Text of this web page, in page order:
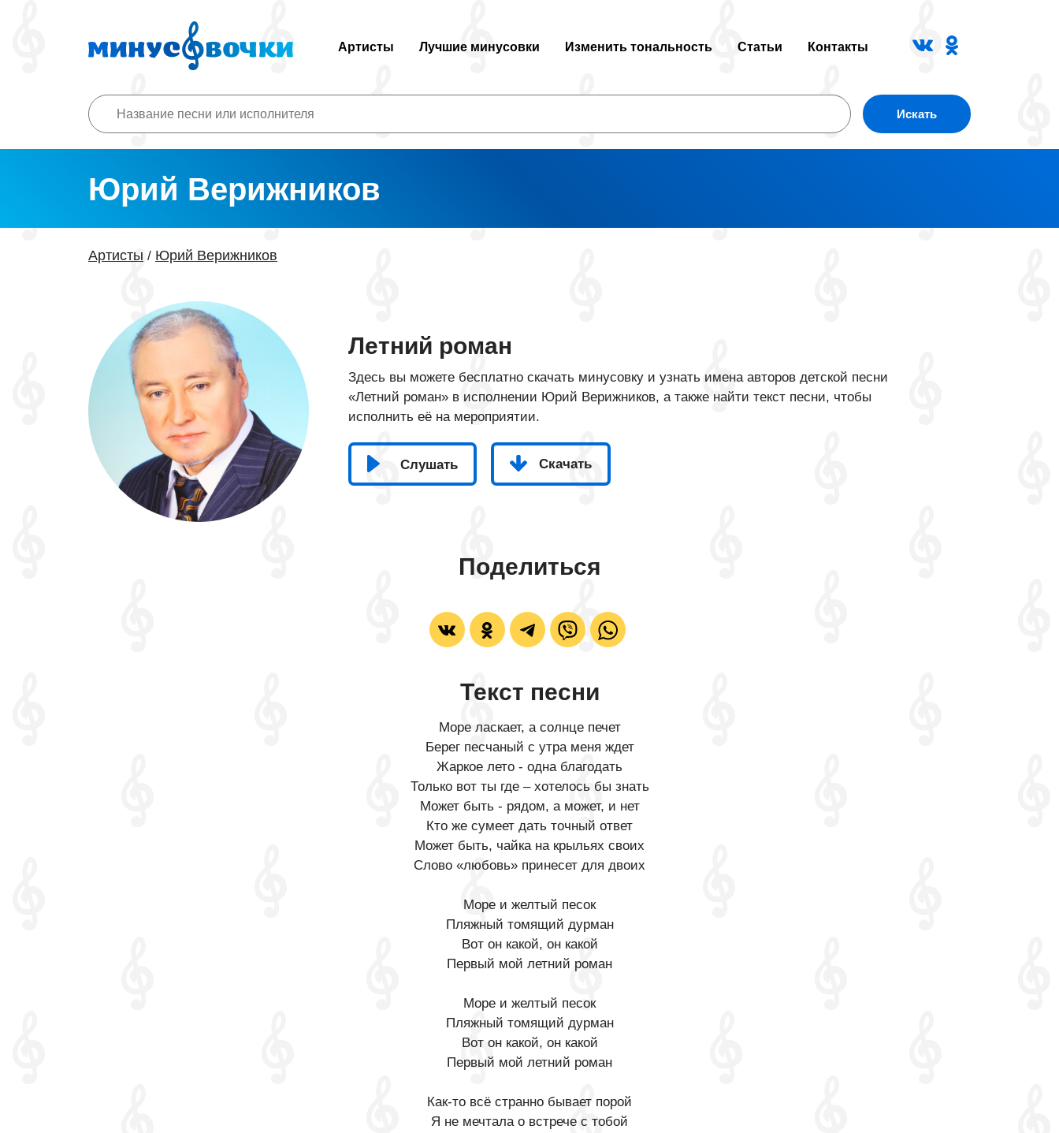
Артисты Лучшие минусовки Изменить тональность Статьи Контакты
Искать
Юрий Верижников
Артисты / Юрий Верижников
Летний роман
Здесь вы можете бесплатно скачать минусовку и узнать имена авторов детской песни
«Летний роман» в исполнении Юрий Верижников, а также найти текст песни, чтобы
исполнить её на мероприятии.
Слушать Скачать
Поделиться
Текст песни
Море ласкает, а солнце печет
Берег песчаный с утра меня ждет
Жаркое лето - одна благодать
Только вот ты где – хотелось бы знать
Может быть - рядом, а может, и нет
Кто же сумеет дать точный ответ
Может быть, чайка на крыльях своих
Слово «любовь» принесет для двоих
Море и желтый песок
Пляжный томящий дурман
Вот он какой, он какой
Первый мой летний роман
Море и желтый песок
Пляжный томящий дурман
Вот он какой, он какой
Первый мой летний роман
Как-то всё странно бывает порой
Я не мечтала о встрече с тобой